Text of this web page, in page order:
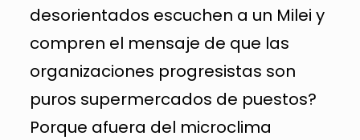
desorientados escuchen a un Milei y
compren el mensaje de que las
organizaciones progresistas son
puros supermercados de puestos?
Porque afuera del microclima